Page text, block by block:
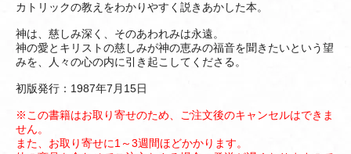
カトリックの教えをわかりやすく説きあかした本。
神は、慈しみ深く、そのあわれみは永遠。
神の愛とキリストの慈しみが神の恵みの福音を聞きたいという望
みを、人々の心の内に引き起こしてくださる。
初版発行：1987年7月15日
※この書籍はお取り寄せのため、ご注文後のキャンセルはできま
せん。
また、お取り寄せに1～3週間ほどかかります。